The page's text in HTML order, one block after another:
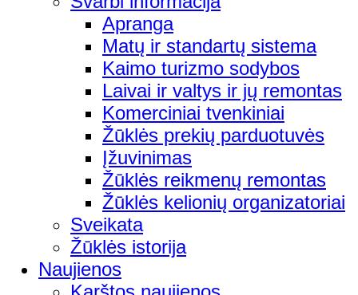
Apranga
Matų ir standartų sistema
Kaimo turizmo sodybos
Laivai ir valtys ir jų remontas
Komerciniai tvenkiniai
Žūklės prekių parduotuvės
Įžuvinimas
Žūklės reikmenų remontas
Žūklės kelionių organizatoriai
Sveikata
Žūklės istorija
Naujienos